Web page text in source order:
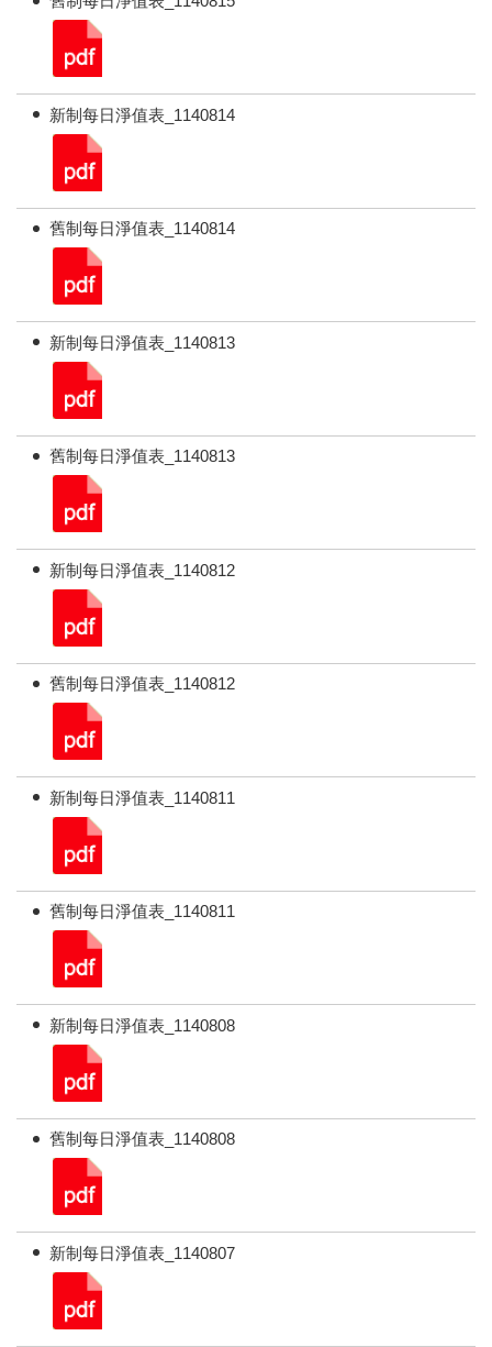
新制每日淨值表_1140814
舊制每日淨值表_1140814
新制每日淨值表_1140813
舊制每日淨值表_1140813
新制每日淨值表_1140812
舊制每日淨值表_1140812
新制每日淨值表_1140811
舊制每日淨值表_1140811
新制每日淨值表_1140808
舊制每日淨值表_1140808
新制每日淨值表_1140807